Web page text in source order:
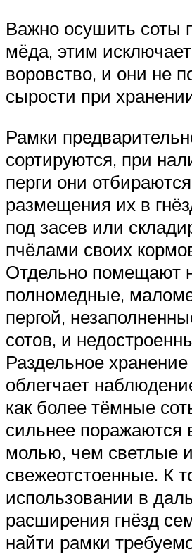
Важно осушить соты
мёда, этим
воровство, и они не
сырости при
Рамки
сортируются, при
перги они
размещения их в
под засев или
пчёлами своих
Отдельно помещают
полномедные,
пергой,
сотов, и
Раздельное
облегчает
как более тёмные
сильнее поражаются
молью, чем светлые и
свежеотстоенные. К
использовании в
расширения гнёзд
найти рамки